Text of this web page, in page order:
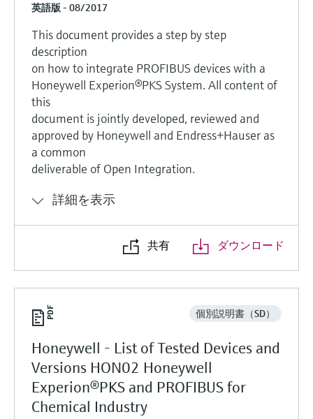
英語版 - 08/2017
This document provides a step by step
description
on how to integrate PROFIBUS devices with a
Honeywell Experion®PKS System. All content of
this
document is jointly developed, reviewed and
approved by Honeywell and Endress+Hauser as
a common
deliverable of Open Integration.
詳細を表示
共有 ダウンロード
個別説明書（SD）
Honeywell - List of Tested Devices and
Versions HON02 Honeywell
Experion®PKS and PROFIBUS for
Chemical Industry